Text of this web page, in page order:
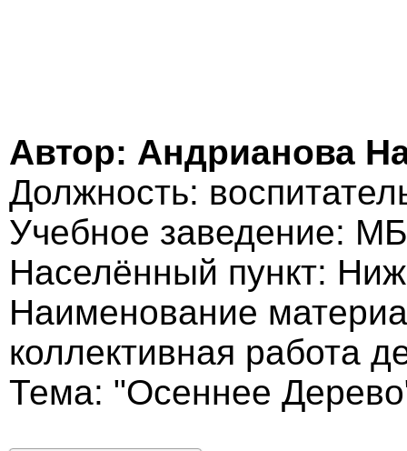
Автор: Андрианова
Должность:
Учебное заведение:
Населённый пункт:
Наименование
коллективная работа
Тема: "Осеннее